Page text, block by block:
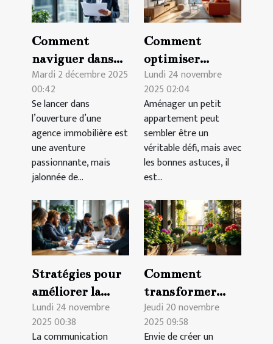
Comment
naviguer dans
les régulations
pour ouvrir une
agence
immobilière ?
Mardi 2 décembre 2025
00:42
Se lancer dans
l’ouverture d’une
agence immobilière est
une aventure
passionnante, mais
jalonnée de...
Comment
optimiser
l'espace de votre
petit
appartement ?
Lundi 24 novembre
2025 02:04
Aménager un petit
appartement peut
sembler être un
véritable défi, mais avec
les bonnes astuces, il
est...
Stratégies pour
améliorer la
communication
interne en
Lundi 24 novembre
2025 00:38
La communication
Comment
transformer
votre balcon en
jardin durable ?
Jeudi 20 novembre
2025 09:58
Envie de créer un